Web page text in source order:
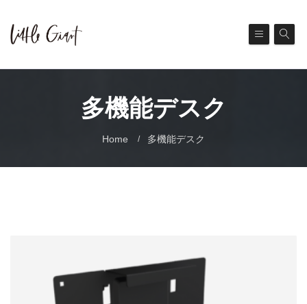
多機能デスク
Home 多機能デスク